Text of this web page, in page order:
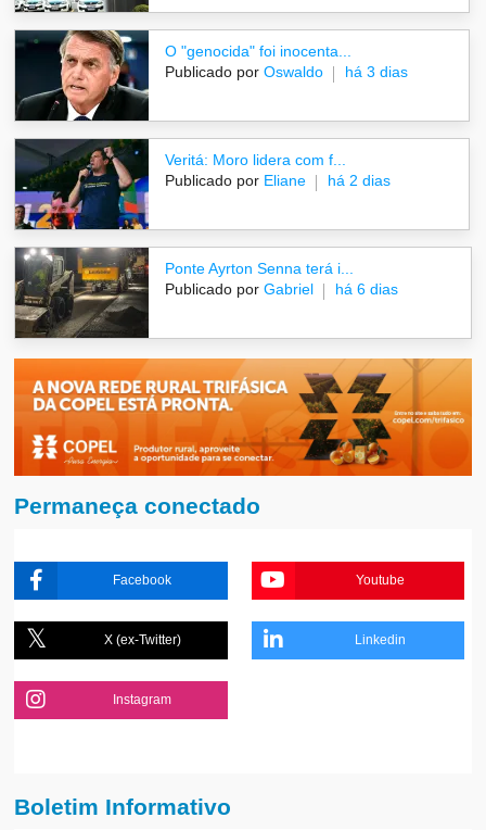
O "genocida" foi inocenta...
Publicado por Oswaldo há 3 dias
Veritá: Moro lidera com f...
Publicado por Eliane há 2 dias
Ponte Ayrton Senna terá i...
Publicado por Gabriel há 6 dias
Permaneça conectado
Facebook Youtube
X (ex-Twitter) Linkedin
Instagram
Boletim Informativo